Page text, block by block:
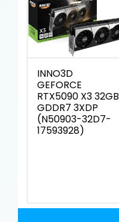
INNO3D
GEFORCE
RTX5090 X3 32GB
GDDR7 3XDP
(N50903-32D7-
17593928)